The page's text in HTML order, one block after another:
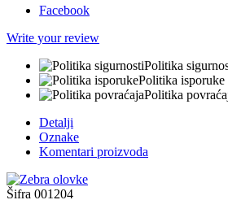
Facebook
Write your review
Politika
Politika isporuke
Politika
Detalji
Oznake
Komentari proizvoda
Šifra 001204